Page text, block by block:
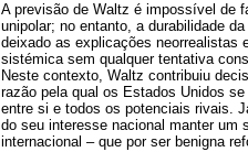
A previsão de Waltz é impossível de
unipolar; no entanto, a durabilidade
deixado as explicações neorrealistas
sistémica sem qualquer tentativa
Neste contexto, Waltz contribuiu
razão pela qual os Estados Unidos
entre si e todos os potenciais rivais.
do seu interesse nacional manter um
internacional – que por ser benigna